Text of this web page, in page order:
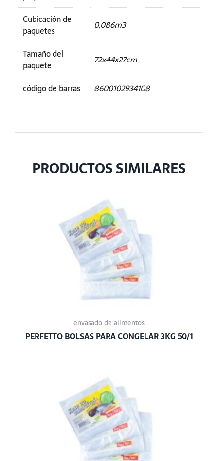
Cubicación de
paquetes
0,086m3
Tamaño del
paquete
72x44x27cm
código de barras 8600102934108
PRODUCTOS SIMILARES
envasado de alimentos
PERFETTO BOLSAS PARA CONGELAR 3KG 50/1